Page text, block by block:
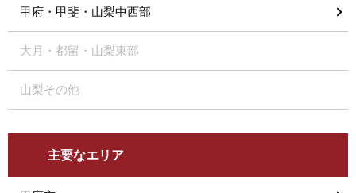
甲府・甲斐・山梨中西部
大月・都留・山梨東部
山梨その他
主要なエリア